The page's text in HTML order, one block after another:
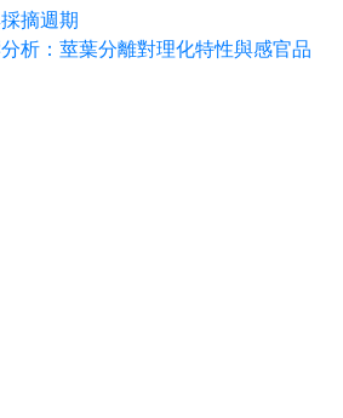
摘週期
析：莖葉分離對理化特性與感官品